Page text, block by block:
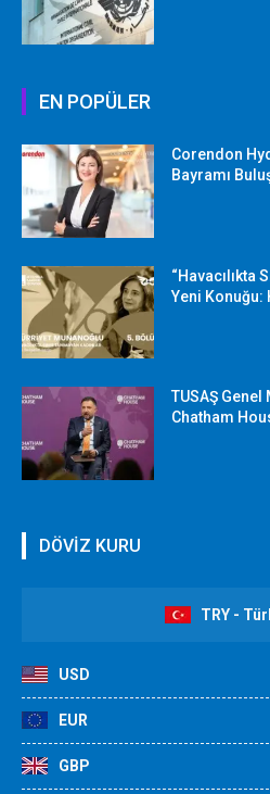
EN POPÜLER
Corendon
Bayramı
“Havacılıkta
Yeni
TUSAŞ
Chatham
DÖVİZ KURU
TRY -
USD
EUR
GBP